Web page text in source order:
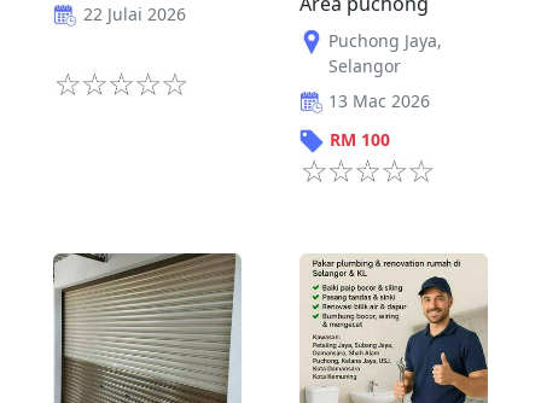
22 Julai 2026
Puchong Jaya,
Selangor
13 Mac 2026
RM 100